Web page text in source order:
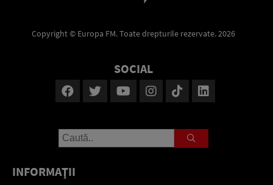
Copyright © Europa FM. Toate drepturile rezervate. 2026
SOCIAL
INFORMAŢII